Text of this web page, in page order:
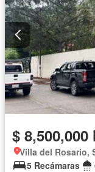
$ 8,500,000
Villa del Rosario,
5 Recámaras